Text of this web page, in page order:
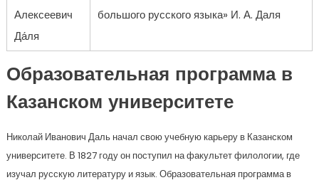
Алексеевич
Да́ля
большого русского языка» И. А. Даля
Образовательная программа в
Казанском университете
Николай Иванович Даль начал свою учебную карьеру в Казанском
университете. В 1827 году он поступил на факультет филологии, где
изучал русскую литературу и язык. Образовательная программа в